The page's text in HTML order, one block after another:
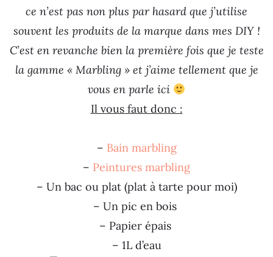
ce n’est pas non plus par hasard que j’utilise
souvent les produits de la marque dans mes DIY !
C’est en revanche bien la première fois que je teste
la gamme « Marbling » et j’aime tellement que je
vous en parle ici
Il vous faut donc :
– Bain marbling
– Peintures marbling
– Un bac ou plat (plat à tarte pour moi)
– Un pic en bois
– Papier épais
– 1L d’eau